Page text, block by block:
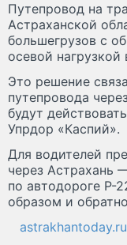
Путепровод на
Астраханской
большегрузов с
осевой
Это решение
путепровода
будут
Упрдор «Каспий».
Для водителей
через Астрахань
по автодороге Р-
образом и
astrakhantoday.ru